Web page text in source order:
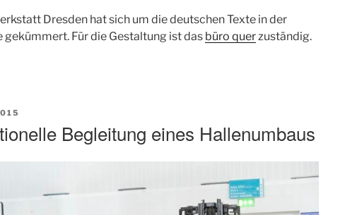
Dresden hat sich um die deutschen Texte in der
gekümmert. Für die Gestaltung ist das büro quer zuständig.
Begleitung eines Hallenumbaus